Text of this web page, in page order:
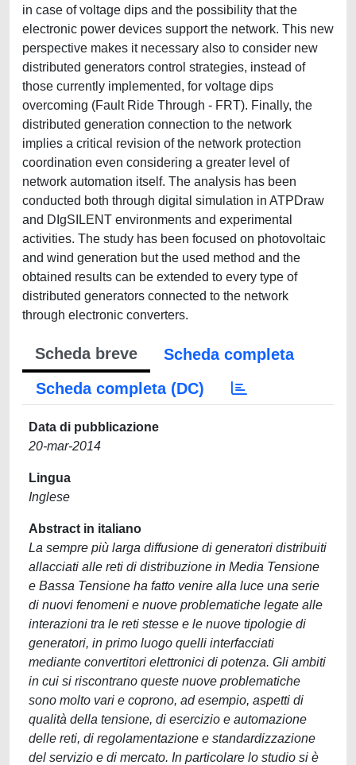
in case of voltage dips and the possibility that the
electronic power devices support the network. This new
perspective makes it necessary also to consider new
distributed generators control strategies, instead of
those currently implemented, for voltage dips
overcoming (Fault Ride Through - FRT). Finally, the
distributed generation connection to the network
implies a critical revision of the network protection
coordination even considering a greater level of
network automation itself. The analysis has been
conducted both through digital simulation in ATPDraw
and DIgSILENT environments and experimental
activities. The study has been focused on photovoltaic
and wind generation but the used method and the
obtained results can be extended to every type of
distributed generators connected to the network
through electronic converters.
Scheda breve
Scheda completa
Scheda completa (DC)
Data di pubblicazione
20-mar-2014
Lingua
Inglese
Abstract in italiano
La sempre più larga diffusione di generatori distribuiti
allacciati alle reti di distribuzione in Media Tensione
e Bassa Tensione ha fatto venire alla luce una serie
di nuovi fenomeni e nuove problematiche legate alle
interazioni tra le reti stesse e le nuove tipologie di
generatori, in primo luogo quelli interfacciati
mediante convertitori elettronici di potenza. Gli ambiti
in cui si riscontrano queste nuove problematiche
sono molto vari e coprono, ad esempio, aspetti di
qualità della tensione, di esercizio e automazione
delle reti, di regolamentazione e standardizzazione
del servizio e di mercato. In particolare lo studio si è